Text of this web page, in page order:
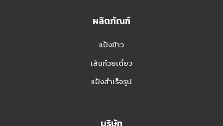
ผลิตภัณฑ์
แป้งข้าว
เส้นก๋วยเตี๋ยว
แป้งสำเร็จรูป